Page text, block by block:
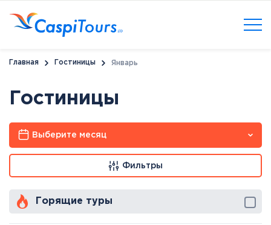
Главная Гостиницы Январь
Гостиницы
Выберите месяц
Фильтры
Горящие туры